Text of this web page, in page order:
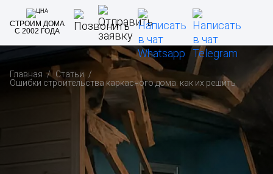
СТРОИМ ДОМА
С 2002 ГОДА
Главная
Статьи
Ошибки строительства каркасного дома: как их решить